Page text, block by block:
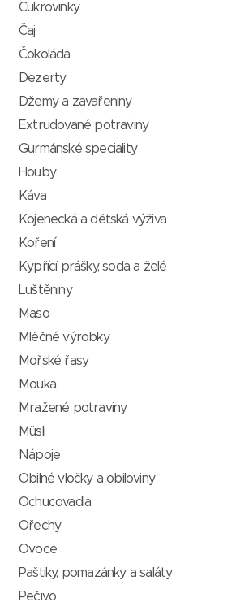
Cukrovinky
Čaj
Čokoláda
Dezerty
Džemy a zavařeniny
Extrudované potraviny
Gurmánské speciality
Houby
Káva
Kojenecká a dětská výživa
Koření
Kypřící prášky, soda a želé
Luštěniny
Maso
Mléčné výrobky
Mořské řasy
Mouka
Mražené potraviny
Müsli
Nápoje
Obilné vločky a obiloviny
Ochucovadla
Ořechy
Ovoce
Paštiky, pomazánky a saláty
Pečivo